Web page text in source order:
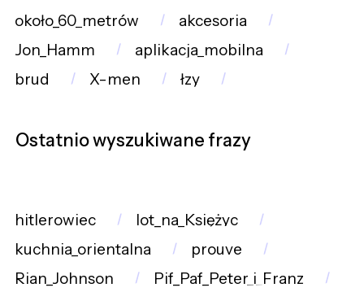
około_60_metrów
akcesoria
Jon_Hamm
aplikacja_mobilna
brud
X-men łzy
Ostatnio wyszukiwane frazy
hitlerowiec
lot_na_Księżyc
kuchnia_orientalna
prouve
Rian_Johnson
Pif_Paf_Peter_i_Franz